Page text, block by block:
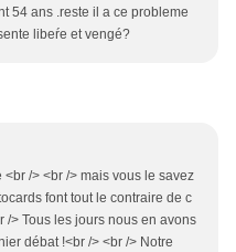
54 ans .reste il a ce probleme
libeŕe et vengé?
/> <br /> mais vous le savez
font tout le contraire de c
/> Tous les jours nous en avons
débat !<br /> <br /> Notre